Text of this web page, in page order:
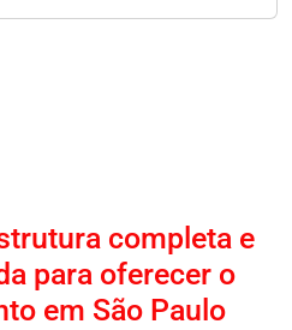
completa e
para oferecer o
em São Paulo